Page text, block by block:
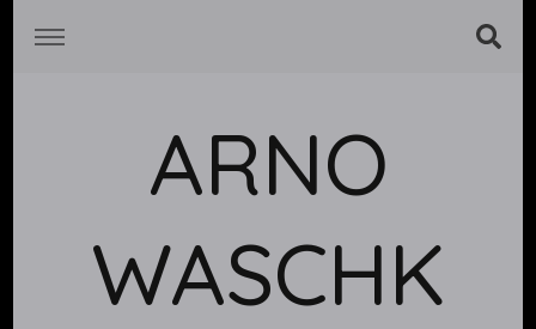
ARNO
WASCHK